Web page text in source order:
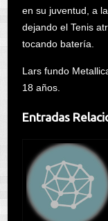
en su juventud, a
dejando el Tenis
tocando batería.
Lars fundo
18 años.
Entradas